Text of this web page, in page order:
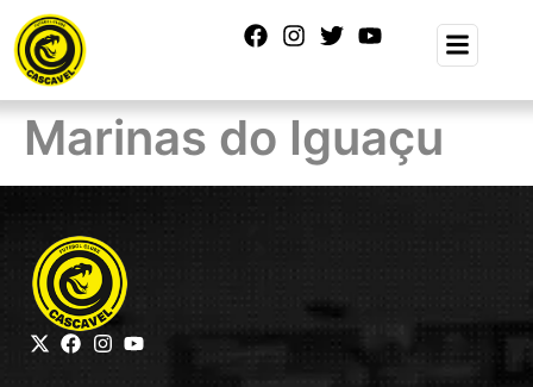
Marinas do Iguaçu